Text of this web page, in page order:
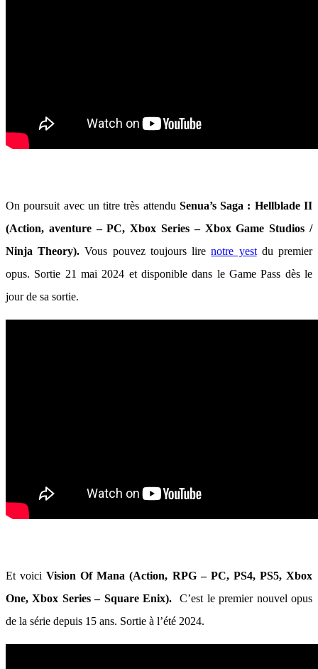
On poursuit avec un titre très attendu Senua’s Saga : Hellblade II
(Action, aventure – PC, Xbox Series – Xbox Game Studios /
Ninja Theory).Vous pouvez toujours lirenotre yestdu premier
opus. Sortie 21 mai 2024 et disponible dans le Game Pass dès le
jour de sa sortie.
Et voiciVision Of Mana (Action, RPG – PC, PS4, PS5, Xbox
One, Xbox Series – Square Enix).
C’est le premier nouvel opus
de la série depuis 15 ans. Sortie à l’été 2024.